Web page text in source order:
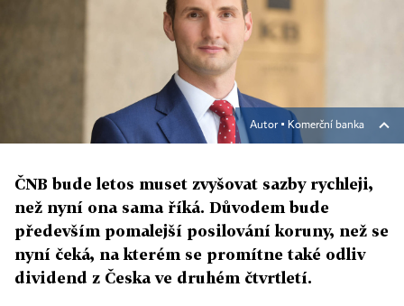
Autor ▪ Komerční banka
ČNB bude letos muset zvyšovat sazby rychleji,
než nyní ona sama říká. Důvodem bude
především pomalejší posilování koruny, než se
nyní čeká, na kterém se promítne také odliv
dividend z Česka ve druhém čtvrtletí.